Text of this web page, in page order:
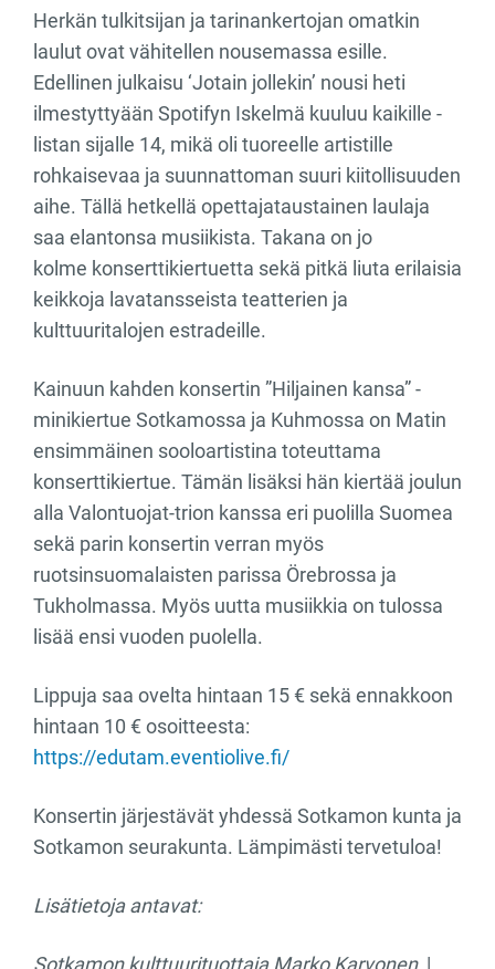
Herkän tulkitsijan ja tarinankertojan omatkin
laulut ovat vähitellen nousemassa esille.
Edellinen julkaisu ‘Jotain jollekin’ nousi heti
ilmestyttyään Spotifyn Iskelmä kuuluu kaikille -
listan sijalle 14, mikä oli tuoreelle artistille
rohkaisevaa ja suunnattoman suuri kiitollisuuden
aihe. Tällä hetkellä opettajataustainen laulaja
saa elantonsa musiikista. Takana on jo
kolme konserttikiertuetta sekä pitkä liuta erilaisia
keikkoja lavatansseista teatterien ja
kulttuuritalojen estradeille.
Kainuun kahden konsertin ”Hiljainen kansa” -
minikiertue Sotkamossa ja Kuhmossa on Matin
ensimmäinen sooloartistina toteuttama
konserttikiertue. Tämän lisäksi hän kiertää joulun
alla Valontuojat-trion kanssa eri puolilla Suomea
sekä parin konsertin verran myös
ruotsinsuomalaisten parissa Örebrossa ja
Tukholmassa. Myös uutta musiikkia on tulossa
lisää ensi vuoden puolella.
Lippuja saa ovelta hintaan 15 € sekä ennakkoon
hintaan 10 € osoitteesta:
https://edutam.eventiolive.fi/
Konsertin järjestävät yhdessä Sotkamon kunta ja
Sotkamon seurakunta. Lämpimästi tervetuloa!
Lisätietoja antavat:
Sotkamon kulttuurituottaja Marko Karvonen |